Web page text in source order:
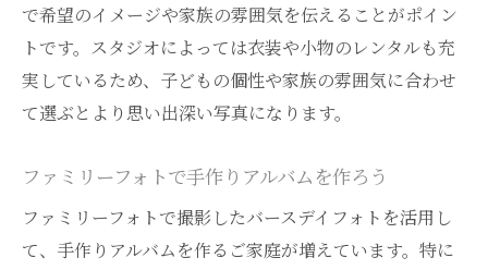
で希望のイメージや家族の雰囲気を伝えることがポイン
トです。スタジオによっては衣装や小物のレンタルも充
実しているため、子どもの個性や家族の雰囲気に合わせ
て選ぶとより思い出深い写真になります。
ファミリーフォトで手作りアルバムを作ろう
ファミリーフォトで撮影したバースデイフォトを活用し
て、手作りアルバムを作るご家庭が増えています。特に